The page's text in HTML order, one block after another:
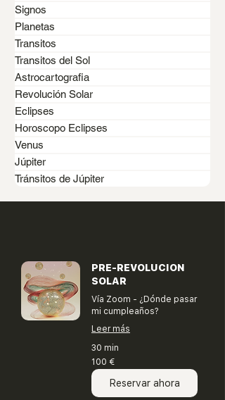
Sol en sextil a Júpiter
de Tránsito o de
Revolución Solar
Signos
Planetas
Transitos
Transitos del Sol
Astrocartografia
Revolución Solar
Eclipses
Horoscopo Eclipses
Venus
Júpiter
Tránsitos de Júpiter
PRE-REVOLUCION
SOLAR
Vía Zoom - ¿Dónde pasar
mi cumpleaños?
Leer más
30 min
100
euros
100 €
Reservar ahora